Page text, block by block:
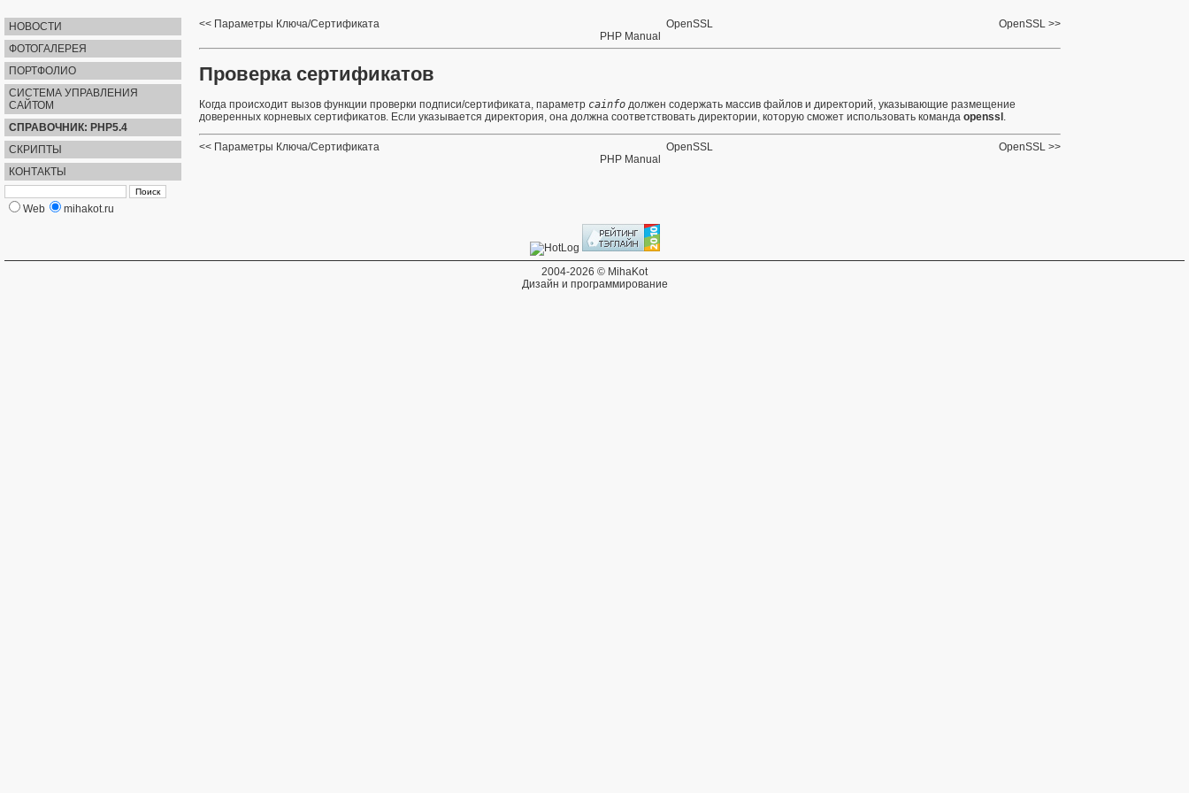
НОВОСТИ
ФОТОГАЛЕРЕЯ
ПОРТФОЛИО
СИСТЕМА УПРАВЛЕНИЯ
САЙТОМ
СПРАВОЧНИК: PHP5.4
СКРИПТЫ
КОНТАКТЫ
Web mihakot.ru
Параметры Ключа/Сертификата OpenSSL
OpenSSL
PHP Manual
Проверка сертификатов
Когда происходит вызов функции проверки подписи/сертификата, параметр cainfo должен содержать массив файлов и директорий, указывающие размещение
доверенных корневых сертификатов. Если указывается директория, она должна соответствовать директории, которую сможет использовать команда openssl .
Параметры Ключа/Сертификата OpenSSL
OpenSSL
PHP Manual
2004-2026 © MihaKot
Дизайн и программирование